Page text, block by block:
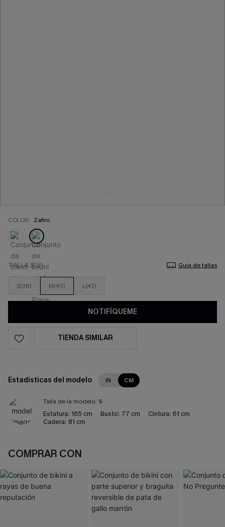
COLOR: Zafiro
TALLA (EU) Guía de tallas
S(38) M(40) L(42)
NOTIFÍQUEME
TIENDA SIMILAR
Estadísticas del modelo IN CM
Talla de la modelo: S
Estatura: 165 cm Busto: 77 cm Cintura: 61 cm
Cadera: 81 cm
COMPRAR CON